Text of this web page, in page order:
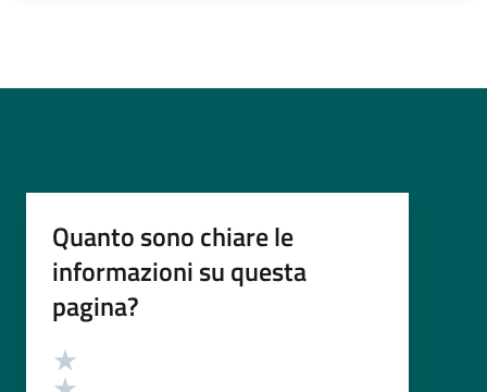
Quanto sono chiare le
informazioni su questa
pagina?
Valutazione